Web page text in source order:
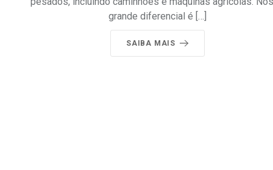
grande diferencial é […]
SAIBA MAIS